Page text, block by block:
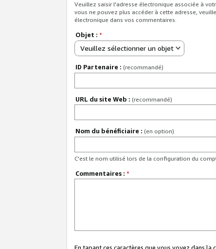
Veuillez saisir l'adresse électronique associée à
vous ne pouvez plus accéder à cette adresse,
électronique dans vos commentaires.
Objet : *
Veuillez sélectionner un objet
ID Partenaire : (recommandé)
URL du site Web : (recommandé)
Nom du bénéficiaire : (en option)
C'est le nom utilisé lors de la configuration du
Commentaires : *